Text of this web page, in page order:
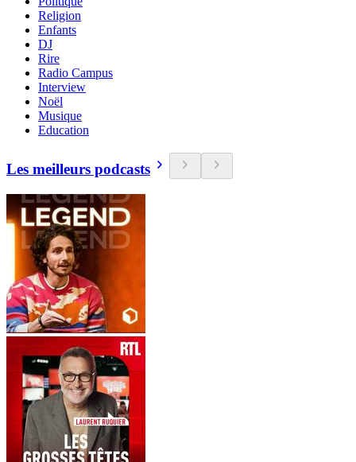
Religion
Enfants
DJ
Rire
Radio Campus
Interview
Noël
Musique
Education
Les meilleurs podcasts